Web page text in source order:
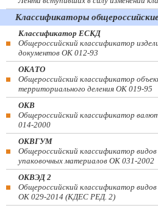
Классификаторы
Классификатор ЕСКД
Общероссийский классификатор
документов ОК 012-93
ОКАТО
Общероссийский классификатор
территориального деления ОК 019-95
ОКВ
Общероссийский классификатор
014-2000
ОКВГУМ
Общероссийский классификатор видов
упаковочных материалов ОК 031-2002
ОКВЭД 2
Общероссийский классификатор видов
ОК 029-2014 (КДЕС РЕД. 2)